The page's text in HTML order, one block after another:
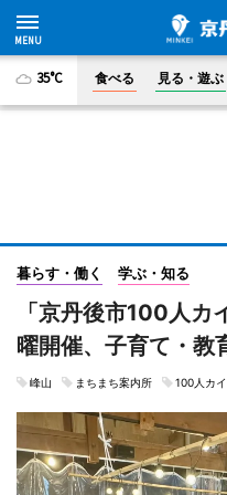
35°C 食べる 見る・遊ぶ
暮らす・働く 学ぶ・知る
「京丹後市100人
曜開催、子育て・教
峰山 まちまち案内所 100人カ